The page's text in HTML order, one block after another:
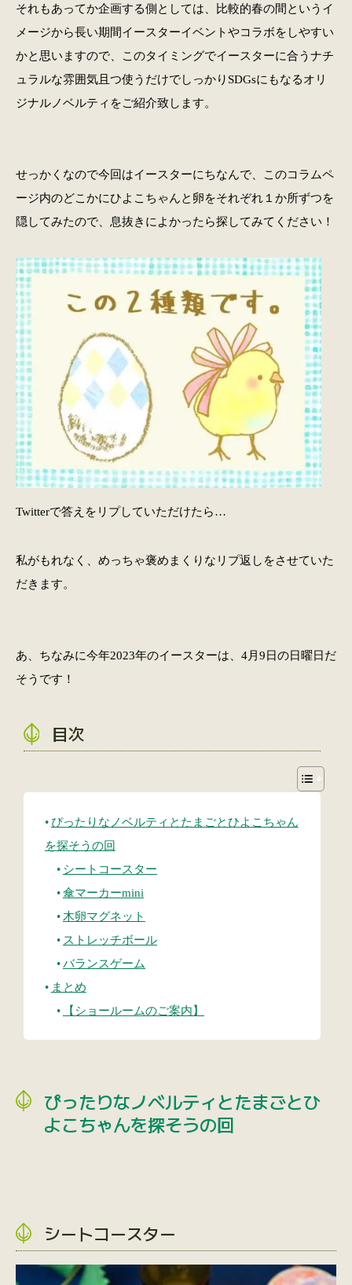
それもあってか企画する側としては、比較的春の間というイ
メージから長い期間イースターイベントやコラボをしやすい
かと思いますので、このタイミングでイースターに合うナチ
ュラルな雰囲気且つ使うだけでしっかりSDGsにもなるオリ
ジナルノベルティをご紹介致します。
せっかくなので今回はイースターにちなんで、このコラムペ
ージ内のどこかにひよこちゃんと卵をそれぞれ１か所ずつを
隠してみたので、息抜きによかったら探してみてください！
Twitterで答えをリプしていただけたら…
私がもれなく、めっちゃ褒めまくりなリプ返しをさせていた
だきます。
あ、ちなみに今年2023年のイースターは、4月9日の日曜日だ
そうです！
目次
ぴったりなノベルティとたまごとひよこちゃん
を探そうの回
シートコースター
傘マーカーmini
木卵マグネット
ストレッチボール
バランスゲーム
まとめ
【ショールームのご案内】
ぴったりなノベルティとたまごとひ
よこちゃんを探そうの回
シートコースター